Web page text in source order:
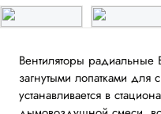
Вентиляторы
загнутыми лопатками
устанавливаeтся в